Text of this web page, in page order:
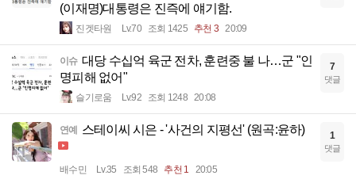
(이재명)대통령은 진즉에 얘기함.
진겟타원 Lv.70 조회 1425 추천 3 20:09
이슈 대당 수십억 육군 전차, 훈련중 불 나…군 "인
명피해 없어"
슬기로움 Lv.92 조회 1248 20:08
7
댓글
연예 스테이씨 시은 - '사건의 지평선' (원곡:윤하)
배수민 Lv.35 조회 548 추천 1 20:05
1
댓글